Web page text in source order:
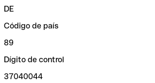
DE
Código de país
89
Dígito de control
37040044